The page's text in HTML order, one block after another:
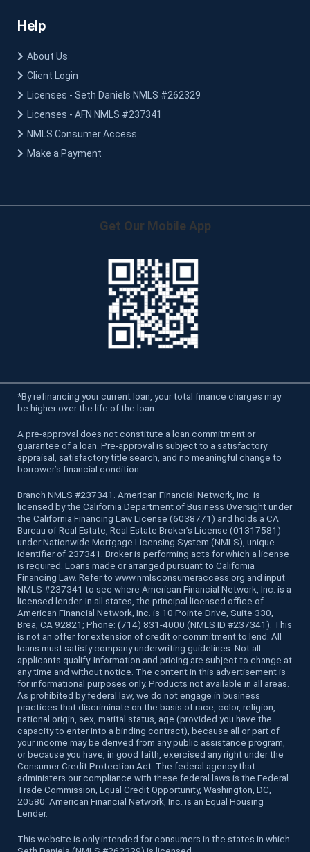
Help
About Us
Client Login
Licenses - Seth Daniels NMLS #262329
Licenses - AFN NMLS #237341
NMLS Consumer Access
Make a Payment
Get Our Mobile App
*By refinancing your current loan, your total finance charges may
be higher over the life of the loan.
A pre-approval does not constitute a loan commitment or
guarantee of a loan. Pre-approval is subject to a satisfactory
appraisal, satisfactory title search, and no meaningful change to
borrower’s financial condition.
Branch NMLS #237341. American Financial Network, Inc. is
licensed by the California Department of Business Oversight under
the California Financing Law License (6038771) and holds a CA
Bureau of Real Estate, Real Estate Broker’s License (01317581)
under Nationwide Mortgage Licensing System (NMLS), unique
identifier of 237341. Broker is performing acts for which a license
is required. Loans made or arranged pursuant to California
Financing Law. Refer to www.nmlsconsumeraccess.org and input
NMLS #237341 to see where American Financial Network, Inc. is a
licensed lender. In all states, the principal licensed office of
American Financial Network, Inc. is 10 Pointe Drive, Suite 330,
Brea, CA 92821; Phone: (714) 831-4000 (NMLS ID #237341). This
is not an offer for extension of credit or commitment to lend. All
loans must satisfy company underwriting guidelines. Not all
applicants qualify. Information and pricing are subject to change at
any time and without notice. The content in this advertisement is
for informational purposes only. Products not available in all areas.
As prohibited by federal law, we do not engage in business
practices that discriminate on the basis of race, color, religion,
national origin, sex, marital status, age (provided you have the
capacity to enter into a binding contract), because all or part of
your income may be derived from any public assistance program,
or because you have, in good faith, exercised any right under the
Consumer Credit Protection Act. The federal agency that
administers our compliance with these federal laws is the Federal
Trade Commission, Equal Credit Opportunity, Washington, DC,
20580. American Financial Network, Inc. is an Equal Housing
Lender.
This website is only intended for consumers in the states in which